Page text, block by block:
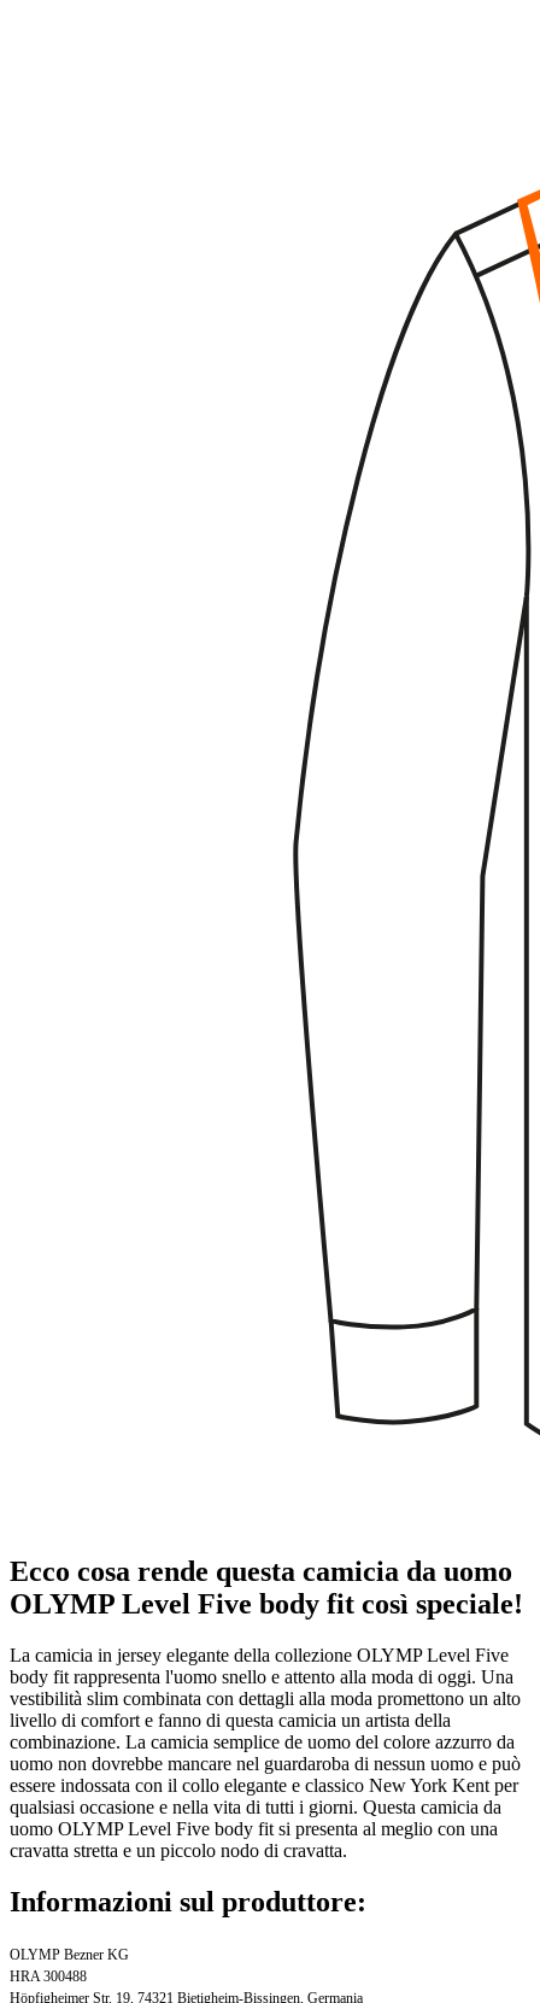
Ecco cosa rende questa camicia da uomo
OLYMP Level Five body fit così speciale!
La camicia in jersey elegante della collezione OLYMP Level Five
body fit rappresenta l'uomo snello e attento alla moda di oggi. Una
vestibilità slim combinata con dettagli alla moda promettono un alto
livello di comfort e fanno di questa camicia un artista della
combinazione. La camicia semplice de uomo del colore azzurro da
uomo non dovrebbe mancare nel guardaroba di nessun uomo e può
essere indossata con il collo elegante e classico New York Kent per
qualsiasi occasione e nella vita di tutti i giorni. Questa camicia da
uomo OLYMP Level Five body fit si presenta al meglio con una
cravatta stretta e un piccolo nodo di cravatta.
Informazioni sul produttore:
OLYMP Bezner KG
HRA 300488
Höpfigheimer Str. 19, 74321 Bietigheim-Bissingen, Germania